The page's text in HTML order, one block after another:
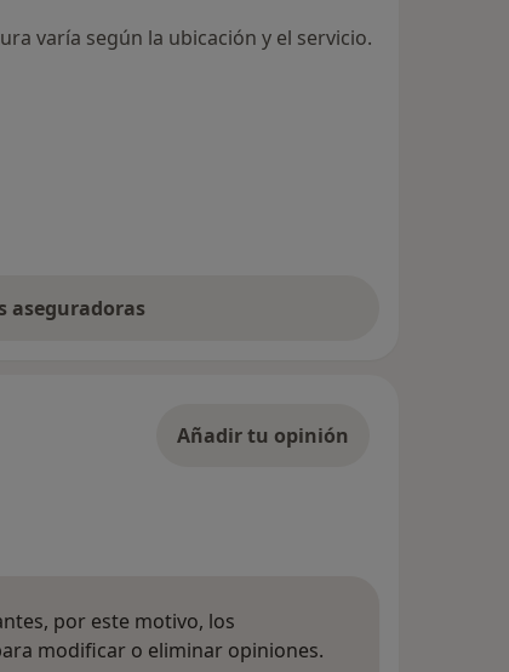
varía según la ubicación y el servicio.
aseguradoras
Añadir tu opinión
por este motivo, los
modificar o eliminar opiniones.